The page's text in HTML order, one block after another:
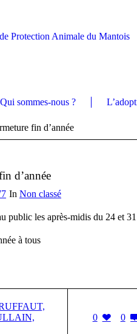
Protection Animale du Mantois
Qui sommes-nous ?
fin d’année
d’année
In Non classé
public les après-midis du 24 et
à tous
0 0